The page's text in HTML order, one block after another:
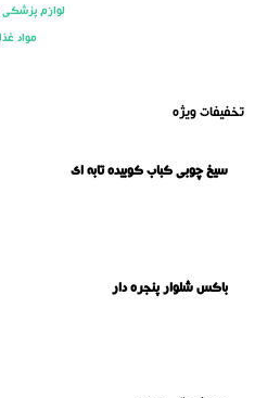
لوازم
مواد
تخفیفات ویژه
سیخ چوبی کباب کوبیده تابه ای
باکس شلوار پنجره دار